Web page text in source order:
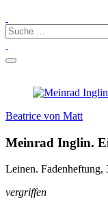
Beatrice von Matt
Meinrad Inglin.
Leinen. Fadenheftung,
vergriffen